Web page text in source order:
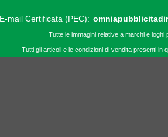
E-mail Certificata (PEC):
Tutte le immagini relative a marchi e
Tutti gli articoli e le condizioni di vendita presenti in